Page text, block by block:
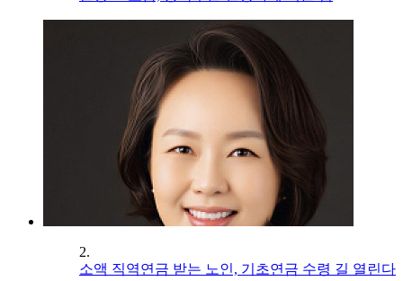
2.
소액 직역연금 받는 노인, 기초연금 수령 길 열린다